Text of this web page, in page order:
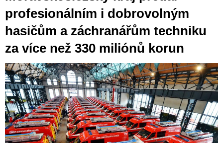
profesionálním i dobrovolným
hasičům a záchranářům techniku
za více než 330 miliónů korun